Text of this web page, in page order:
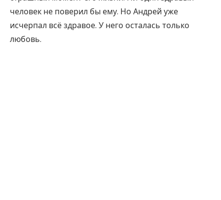
человек не поверил бы ему. Но Андрей уже
исчерпал всё здравое. У него осталась только
любовь.